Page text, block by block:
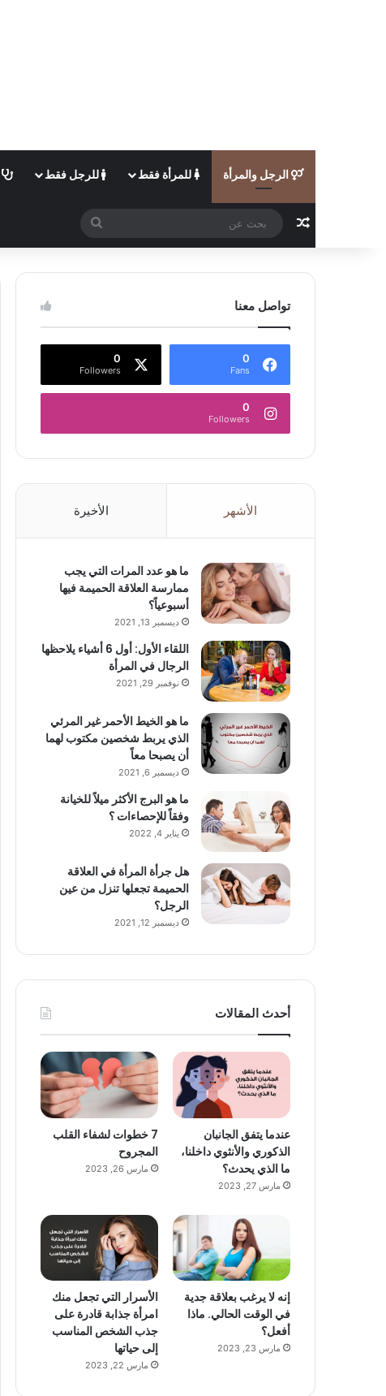
الرجل والمرأة للمرأة فقط للرجل فقط
مقال عشوائي
بحث
عن
تواصل معنا
0
Fans
0
Followers
0
Followers
الأشهر الأخيرة
ما هو عدد المرات التي يجب
ممارسة العلاقة الحميمة فيها
أسبوعياً؟
ديسمبر 13, 2021
اللقاء الأول: أول 6 أشياء يلاحظها
الرجال في المرأة
نوفمبر 29, 2021
ما هو الخيط الأحمر غير المرئي
الذي يربط شخصين مكتوب لهما
أن يصبحا معاً
ديسمبر 6, 2021
ما هو البرج الأكثر ميلاً للخيانة
وفقاً للإحصاءات ؟
يناير 4, 2022
هل جرأة المرأة في العلاقة
الحميمة تجعلها تنزل من عين
الرجل؟
ديسمبر 12, 2021
أحدث المقالات
عندما يتفق الجانبان
الذكوري والأنثوي داخلنا،
ما الذي يحدث؟
مارس 27, 2023
7 خطوات لشفاء القلب
المجروح
مارس 26, 2023
إنه لا يرغب بعلاقة جدية
في الوقت الحالي. ماذا
أفعل؟
مارس 23, 2023
الأسرار التي تجعل منك
امرأة جذابة قادرة على
جذب الشخص المناسب
إلى حياتها
مارس 22, 2023